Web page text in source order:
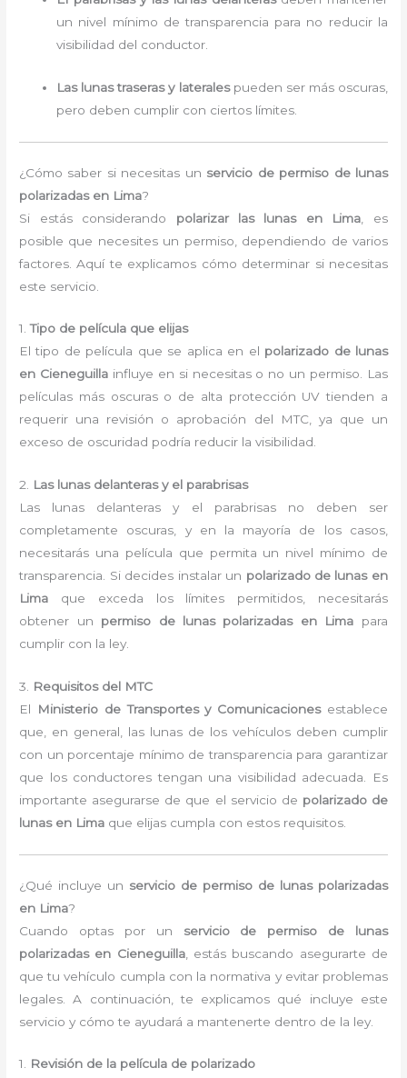
un nivel mínimo de transparencia para no reducir la
visibilidad del conductor.
Las lunas traseras y lateralespueden ser más oscuras,
pero deben cumplir con ciertos límites.
¿Cómo saber si necesitas un servicio de permiso de lunas
polarizadas en Lima?
Si estás considerando polarizar las lunas en Lima , es
posible que necesites un permiso, dependiendo de varios
factores. Aquí te explicamos cómo determinar si necesitas
este servicio.
1.Tipo de película que elijas
El tipo de película que se aplica en el polarizado de lunas
en Cieneguillainfluye en si necesitas o no un permiso. Las
películas más oscuras o de alta protección UV tienden a
requerir una revisión o aprobación del MTC, ya que un
exceso de oscuridad podría reducir la visibilidad.
2. Las lunas delanteras y el parabrisas
Las lunas delanteras y el parabrisas no deben ser
completamente oscuras, y en la mayoría de los casos,
necesitarás una película que permita un nivel mínimo de
transparencia. Si decides instalar un polarizado de lunas en
Lima que exceda los límites permitidos, necesitarás
obtener un permiso de lunas polarizadas en Lima para
cumplir con la ley.
3.
Requisitos del MTC
El
Ministerio de Transportes y Comunicacionesestablece
que, en general, las lunas de los vehículos deben cumplir
con un porcentaje mínimo de transparencia para garantizar
que los conductores tengan una visibilidad adecuada. Es
importante asegurarse de que el servicio de polarizado de
lunas en Lima que elijas cumpla con estos requisitos.
¿Qué incluye un servicio de permiso de lunas polarizadas
en Lima?
Cuando optas por un servicio de permiso de lunas
polarizadas en Cieneguilla, estás buscando asegurarte de
que tu vehículo cumpla con la normativa y evitar problemas
legales. A continuación, te explicamos qué incluye este
servicio y cómo te ayudará a mantenerte dentro de la ley.
1. Revisión de la película de polarizado